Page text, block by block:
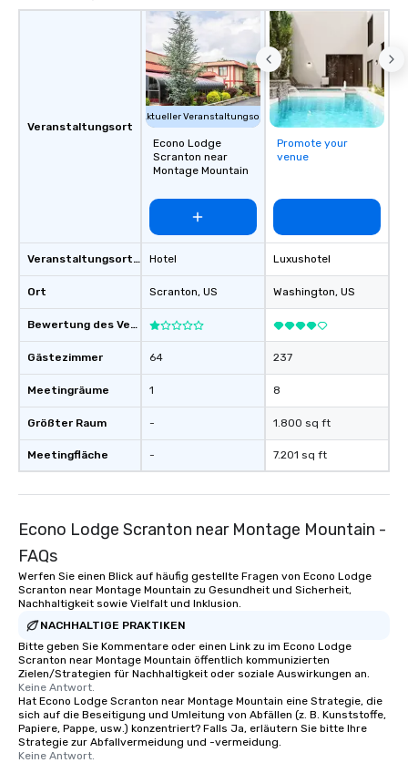
Veranstaltungsort
Veranstaltungsortstyp
Ort
Bewertung des Veranstaltungsortes
Gästezimmer
Meetingräume
Größter Raum
Meetingfläche
Aktueller Veranstaltungsort
Econo Lodge
Scranton near
Montage Mountain
Hotel
Scranton, US
64
1
-
-
Promote your
venue
Luxushotel
Washington, US
237
8
1.800 sq ft
7.201 sq ft
Econo Lodge Scranton near Montage Mountain -
FAQs
Werfen Sie einen Blick auf häufig gestellte Fragen von Econo Lodge
Scranton near Montage Mountain zu Gesundheit und Sicherheit,
Nachhaltigkeit sowie Vielfalt und Inklusion.
NACHHALTIGE PRAKTIKEN
Bitte geben Sie Kommentare oder einen Link zu im Econo Lodge
Scranton near Montage Mountain öffentlich kommunizierten
Zielen/Strategien für Nachhaltigkeit oder soziale Auswirkungen an.
Keine Antwort.
Hat Econo Lodge Scranton near Montage Mountain eine Strategie, die
sich auf die Beseitigung und Umleitung von Abfällen (z. B. Kunststoffe,
Papiere, Pappe, usw.) konzentriert? Falls Ja, erläutern Sie bitte Ihre
Strategie zur Abfallvermeidung und -vermeidung.
Keine Antwort.